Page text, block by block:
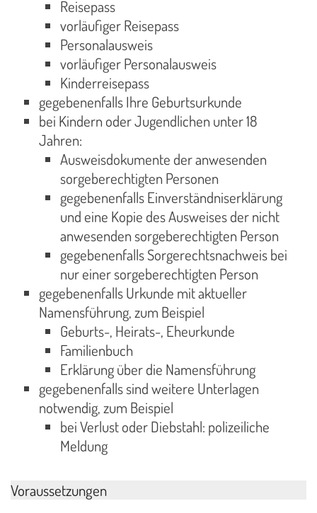
Reisepass
vorläufiger Reisepass
Personalausweis
vorläufiger Personalausweis
Kinderreisepass
gegebenenfalls Ihre Geburtsurkunde
bei Kindern oder Jugendlichen unter 18
Jahren:
Ausweisdokumente der anwesenden
sorgeberechtigten Personen
gegebenenfalls Einverständniserklärung
und eine Kopie des Ausweises der nicht
anwesenden sorgeberechtigten Person
gegebenenfalls Sorgerechtsnachweis bei
nur einer sorgeberechtigten Person
gegebenenfalls Urkunde mit aktueller
Namensführung, zum Beispiel
Geburts-, Heirats-, Eheurkunde
Familienbuch
Erklärung über die Namensführung
gegebenenfalls sind weitere Unterlagen
notwendig, zum Beispiel
bei Verlust oder Diebstahl: polizeiliche
Meldung
Voraussetzungen